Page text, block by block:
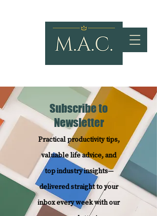
Subscribe to
Newsletter
Practical productivity tips,
valuable life advice, and
top industry insights—
delivered straight to your
inbox every week with our